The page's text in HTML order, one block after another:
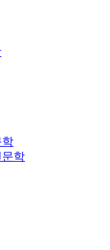
학
문학